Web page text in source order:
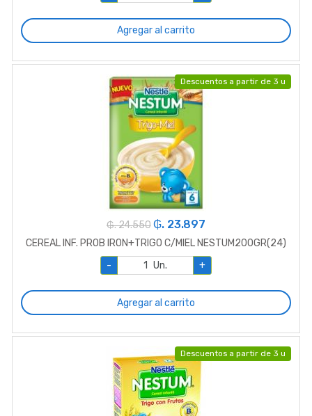
Agregar al carrito
Descuentos a partir de 3 u
₲. 24.550 ₲. 23.897
CEREAL INF. PROB IRON+TRIGO C/MIEL NESTUM200GR(24)
-
Un. +
Agregar al carrito
Descuentos a partir de 3 u